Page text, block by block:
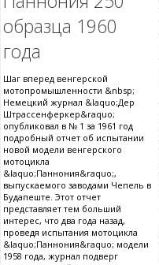
образца 1960
года
Шаг вперед венгерской
мотопромышленности &nbsp;
Немецкий журнал &laquo;Дер
Штрассенферкер&raquo;
опубликовал в № 1 за 1961 год
подробный отчет об испытании
новой модели венгерского
мотоцикла
&laquo;Паннония&raquo;,
выпускаемого заводами Чепель в
Будапеште. Этот отчет
представляет тем больший
интерес, что два года назад,
проведя испытания мотоцикла
&laquo;Паннония&raquo; модели
1958 года, журнал подверг